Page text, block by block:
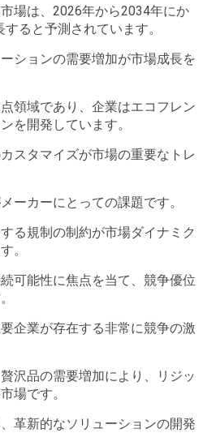
場は、2026年から2034年にか
すると予測されています。
ションの需要増加が市場成長を
領域であり、企業はエコフレン
を開発しています。
スタマイズが市場の重要なトレ
ーカーにとっての課題です。
る規制の制約が市場ダイナミク
。
可能性に焦点を当て、競争優位
企業が存在する非常に競争の激
沢品の需要増加により、リジッ
場です。
革新的なソリューションの開発